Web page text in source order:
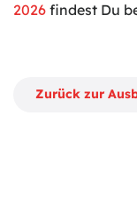
2026 findest Du
Zurück zur